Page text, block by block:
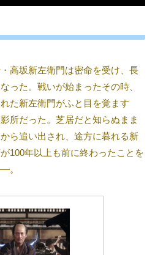
高坂新左衛門は密命を受け、長
った。戦いが始まったその時、
た新左衛門がふと目を覚ます
所だった。芝居だと知らぬまま
ら追い出され、途方に暮れる新
100年以上も前に終わったことを
。